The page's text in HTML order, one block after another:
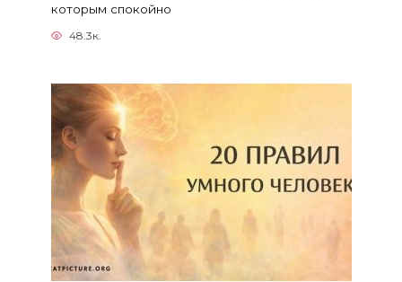
которым спокойно
48.3к.